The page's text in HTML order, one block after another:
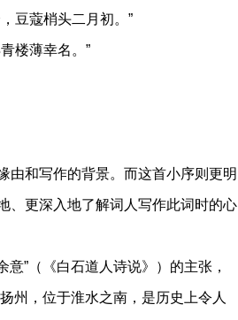
豆蔻梢头二月初。”
楼薄幸名。”
和写作的背景。而这首小序则更明
、更深入地了解词人写作此词时的心
”（《白石道人诗说》）的主张，
州，位于淮水之南，是历史上令人